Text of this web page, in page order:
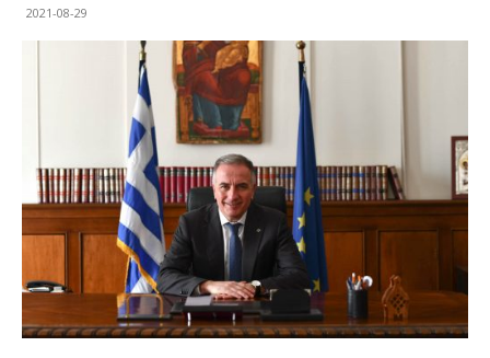
2021-08-29